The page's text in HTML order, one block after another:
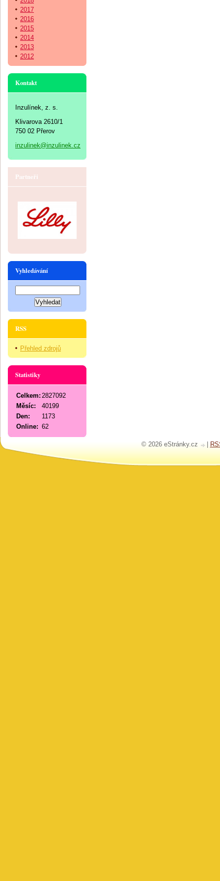
2017
2016
2015
2014
2013
2012
Kontakt
Inzulínek, z. s.
Klivarova 2610/1
750 02 Přerov
inzulinek@inzulinek.cz
Partneři
Vyhledávání
RSS
Přehled zdrojů
Statistiky
Online: 62
Celkem: 2827092
Měsíc:
40199
Den:
1173
© 2026 eStránky.cz